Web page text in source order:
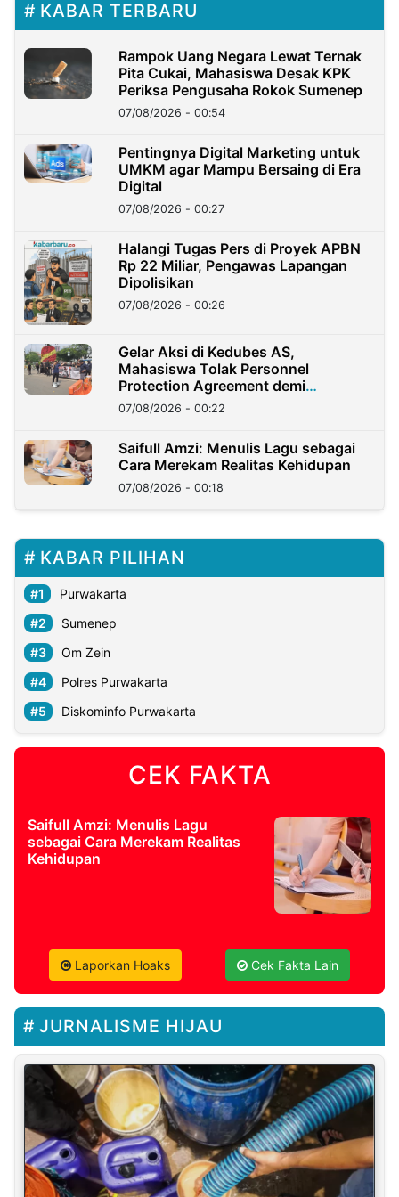
KABAR TERBARU
Rampok Uang Negara Lewat Ternak
Pita Cukai, Mahasiswa Desak KPK
Periksa Pengusaha Rokok Sumenep
07/08/2026 - 00:54
Pentingnya Digital Marketing untuk
UMKM agar Mampu Bersaing di Era
Digital
07/08/2026 - 00:27
Halangi Tugas Pers di Proyek APBN
Rp 22 Miliar, Pengawas Lapangan
Dipolisikan
07/08/2026 - 00:26
Gelar Aksi di Kedubes AS,
Mahasiswa Tolak Personnel
Protection Agreement demi
Kedaulatan Negara
07/08/2026 - 00:22
Saifull Amzi: Menulis Lagu sebagai
Cara Merekam Realitas Kehidupan
07/08/2026 - 00:18
KABAR PILIHAN
Purwakarta
Sumenep
Om Zein
Polres Purwakarta
Diskominfo Purwakarta
CEK FAKTA
Saifull Amzi: Menulis Lagu
sebagai Cara Merekam Realitas
Kehidupan
Laporkan Hoaks Cek Fakta Lain
JURNALISME HIJAU